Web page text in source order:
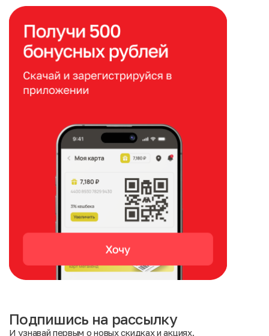
Подпишись на рассылку
И узнавай первым о новых скидках и акциях.